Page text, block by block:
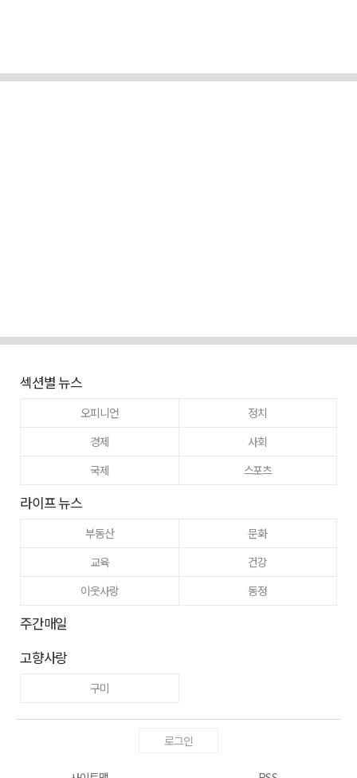
섹션별 뉴스
오피니언
정치
경제
사회
국제
스포츠
라이프 뉴스
부동산
문화
교육
건강
이웃사랑
동정
주간매일
고향사랑
구미
로그인